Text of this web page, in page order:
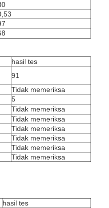
hasil tes
91
Tidak memeriksa
5
Tidak memeriksa
Tidak memeriksa
Tidak memeriksa
Tidak memeriksa
Tidak memeriksa
Tidak memeriksa
hasil tes